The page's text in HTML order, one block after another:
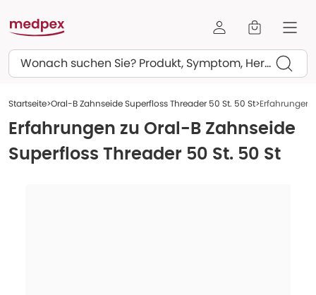
Suchen
Startseite Oral-B Zahnseide Superfloss Threader 50 St. 50 St Erfahrungen
Erfahrungen zu Oral-B Zahnseide
Superfloss Threader 50 St. 50 St